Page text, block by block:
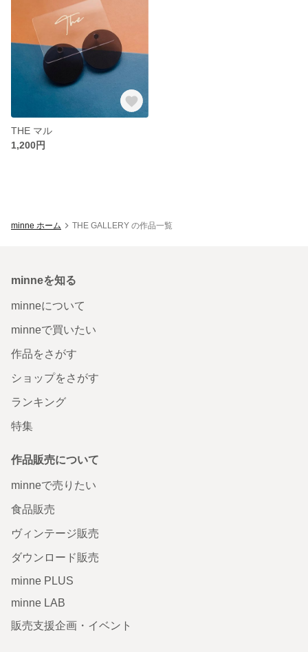
THE マル
1,200円
minne ホーム THE GALLERY の作品一覧
minneを知る
minneについて
minneで買いたい
作品をさがす
ショップをさがす
ランキング
特集
作品販売について
minneで売りたい
食品販売
ヴィンテージ販売
ダウンロード販売
minne PLUS
minne LAB
販売支援企画・イベント